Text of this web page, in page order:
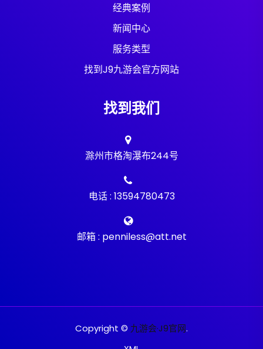
经典案例
新闻中心
服务类型
找到J9九游会官方网站
找到我们
滁州市格淘瀑布244号
电话 : 13594780473
邮箱 : penniless@att.net
Copyright © 九游会·J9官网.